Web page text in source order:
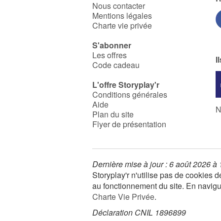
Nous contacter
Mentions légales
Charte vie privée
S'abonner
Les offres
Code cadeau
L'offre Storyplay'r
Conditions générales
Aide
Plan du site
Flyer de présentation
Dernière mise à jour : 6 août 2026 à
Storyplay'r n'utilise pas de cookies
au fonctionnement du site. En
Charte Vie Privée.
Déclaration CNIL 1896899